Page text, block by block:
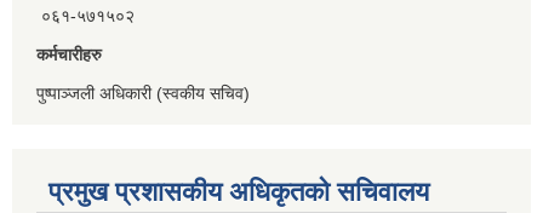
०६१-५७१५०२
कर्मचारीहरु
पुष्पाञ्जली अधिकारी (स्वकीय सचिव)
प्रमुख प्रशासकीय अधिकृतको सचिवालय